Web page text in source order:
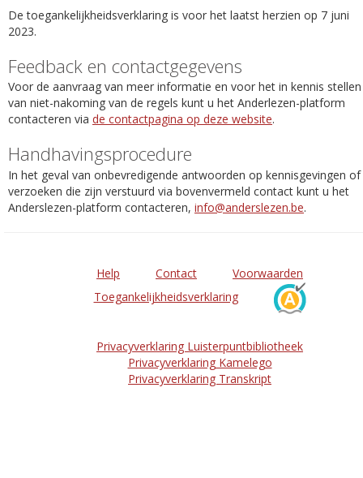
De toegankelijkheidsverklaring is voor het laatst herzien op 7 juni
2023.
Feedback en contactgegevens
Voor de aanvraag van meer informatie en voor het in kennis stellen
van niet-nakoming van de regels kunt u het Anderlezen-platform
contacteren via de contactpagina op deze website.
Handhavingsprocedure
In het geval van onbevredigende antwoorden op kennisgevingen of
verzoeken die zijn verstuurd via bovenvermeld contact kunt u het
Anderslezen-platform contacteren, info@anderslezen.be.
Help Contact
Voorwaarden
Toegankelijkheidsverklaring
Privacyverklaring Luisterpuntbibliotheek
Privacyverklaring Kamelego
Privacyverklaring Transkript